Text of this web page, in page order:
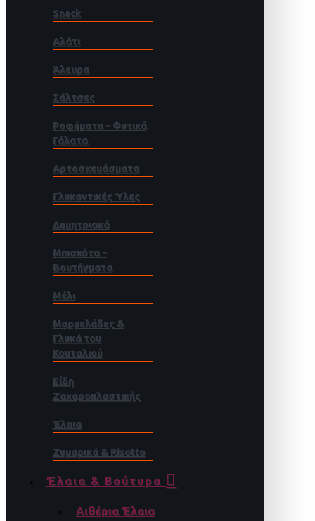
Snack
Αλάτι
Άλευρα
Σάλτσες
Ροφήματα – Φυτικά
Γάλατα
Αρτοσκευάσματα
Γλυκαντικές Ύλες
Δημητριακά
Μπισκότα –
Βουτήγματα
Μέλι
Μαρμελάδες &
Γλυκά του
Κουταλιού
Είδη
Ζαχαροπλαστικής
Έλαια
Ζυμαρικά & Risotto
Έλαια & Βούτυρα
Αιθέρια Έλαια